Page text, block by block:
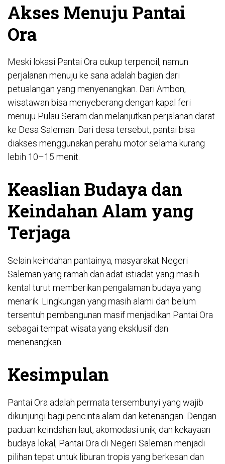
Akses Menuju Pantai
Ora
Meski lokasi Pantai Ora cukup terpencil, namun
perjalanan menuju ke sana adalah bagian dari
petualangan yang menyenangkan. Dari Ambon,
wisatawan bisa menyeberang dengan kapal feri
menuju Pulau Seram dan melanjutkan perjalanan darat
ke Desa Saleman. Dari desa tersebut, pantai bisa
diakses menggunakan perahu motor selama kurang
lebih 10–15 menit.
Keaslian Budaya dan
Keindahan Alam yang
Terjaga
Selain keindahan pantainya, masyarakat Negeri
Saleman yang ramah dan adat istiadat yang masih
kental turut memberikan pengalaman budaya yang
menarik. Lingkungan yang masih alami dan belum
tersentuh pembangunan masif menjadikan Pantai Ora
sebagai tempat wisata yang eksklusif dan
menenangkan.
Kesimpulan
Pantai Ora adalah permata tersembunyi yang wajib
dikunjungi bagi pencinta alam dan ketenangan. Dengan
paduan keindahan laut, akomodasi unik, dan kekayaan
budaya lokal, Pantai Ora di Negeri Saleman menjadi
pilihan tepat untuk liburan tropis yang berkesan dan